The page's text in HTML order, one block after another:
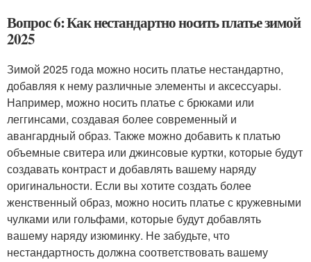
Вопрос 6: Как нестандартно носить платье зимой
2025
Зимой 2025 года можно носить платье нестандартно,
добавляя к нему различные элементы и аксессуары.
Например, можно носить платье с брюками или
леггинсами, создавая более современный и
авангардный образ. Также можно добавить к платью
объемные свитера или джинсовые куртки, которые будут
создавать контраст и добавлять вашему наряду
оригинальности. Если вы хотите создать более
женственный образ, можно носить платье с кружевными
чулками или гольфами, которые будут добавлять
вашему наряду изюминку. Не забудьте, что
нестандартность должна соответствовать вашему